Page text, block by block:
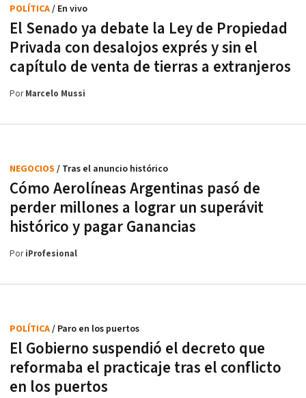
El Senado ya debate la Ley de Propiedad
Privada con desalojos exprés y sin el
capítulo de venta de tierras a extranjeros
POLÍTICA/ En vivo
PorMarcelo Mussi
Cómo Aerolíneas Argentinas pasó de
perder millones a lograr un superávit
histórico y pagar Ganancias
NEGOCIOS / Tras el anuncio histórico
PoriProfesional
El Gobierno suspendió el decreto que
reformaba el practicaje tras el conflicto
en los puertos
POLÍTICA/ Paro en los puertos